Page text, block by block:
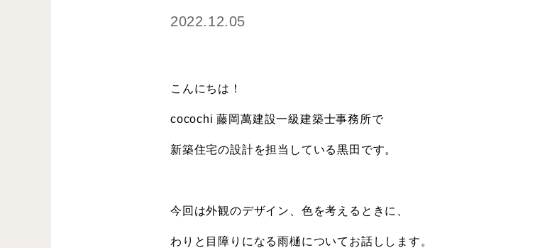
2022.12.05
こんにちは！
cocochi 藤岡萬建設一級建築士事務所で
新築住宅の設計を担当している黒田です。
今回は外観のデザイン、色を考えるときに、
わりと目障りになる雨樋についてお話しします。